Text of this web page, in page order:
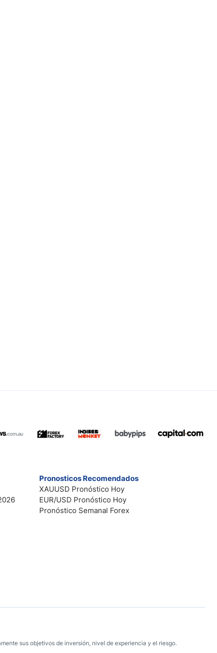
Pronosticos Recomendados
XAUUSD Pronóstico Hoy
EUR/USD Pronóstico Hoy
Pronóstico Semanal Forex
sus objetivos de inversión, nivel de experiencia y el riesgo.